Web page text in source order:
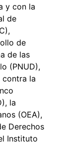
y con la
de
de
de las
(PNUD),
contra la
la
(OEA),
Derechos
Instituto